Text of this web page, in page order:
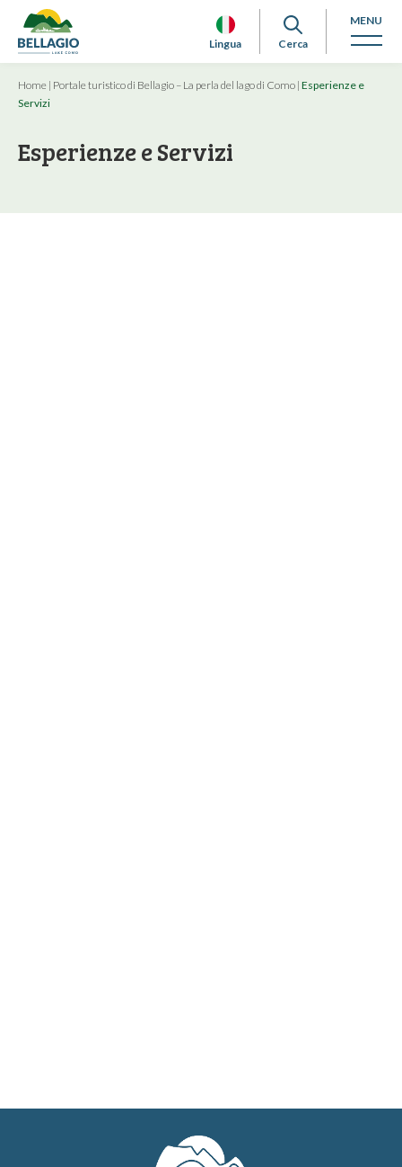
MENU
Cerca
Lingua
Home | Portale turistico di Bellagio – La perla del lago di Como | Esperienze e
Servizi
Esperienze e Servizi